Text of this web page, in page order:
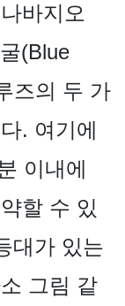
바지오
(Blue
즈의 두 가
. 여기에
이내에
할 수 있
대가 있는
그림 같